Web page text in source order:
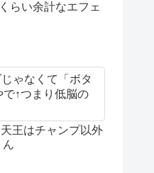
らい余計なエフェ
ゃなくて「ボタ
↑つまり低脳の
王はチャンプ以外